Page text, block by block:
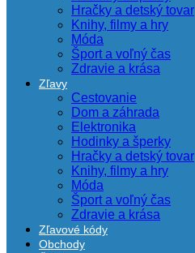
Hračky a detský tovar
Knihy, filmy a hry
Móda
Šport a voľný čas
Zdravie a krása
Zľavy
Cestovanie
Dom a záhrada
Elektronika
Hodinky a šperky
Hračky a detský tovar
Knihy, filmy a hry
Móda
Šport a voľný čas
Zdravie a krása
Zľavové kódy
Obchody